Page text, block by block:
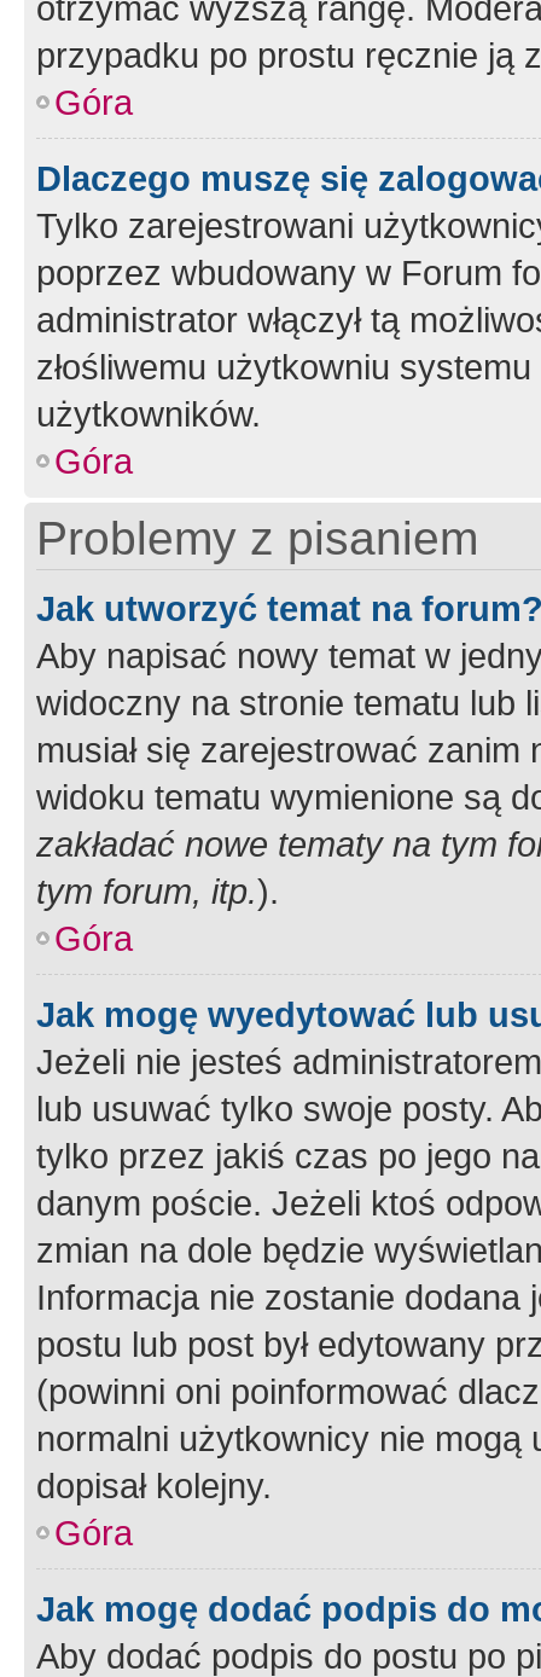
przypadku po prostu ręcznie ją
Góra
Dlaczego muszę się
Tylko zarejestrowani
poprzez wbudowany w Forum
administrator włączył tą
złośliwemu użytkowniu
użytkowników.
Góra
Problemy z pisaniem
Jak utworzyć temat na
Aby napisać nowy temat w
widoczny na stronie tematu lub
musiał się zarejestrować
widoku tematu wymienione są
zakładać nowe tematy na tym
tym forum, itp.).
Góra
Jak mogę wyedytować lub
Jeżeli nie jesteś
lub usuwać tylko swoje posty.
tylko przez jakiś czas po jego
danym poście. Jeżeli ktoś
zmian na dole będzie
Informacja nie zostanie dodana
postu lub post był edytowany
(powinni oni poinformować
normalni użytkownicy nie
dopisał kolejny.
Góra
Jak mogę dodać podpis do
Aby dodać podpis do postu po